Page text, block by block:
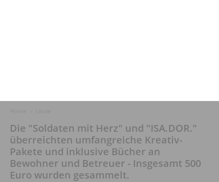
Die "Soldaten mit Herz" und "ISA.DOR."
überreichten umfangreiche Kreativ-
Pakete und inklusive Bücher an
Bewohner und Betreuer - Insgesamt 500
Euro wurden gesammelt.